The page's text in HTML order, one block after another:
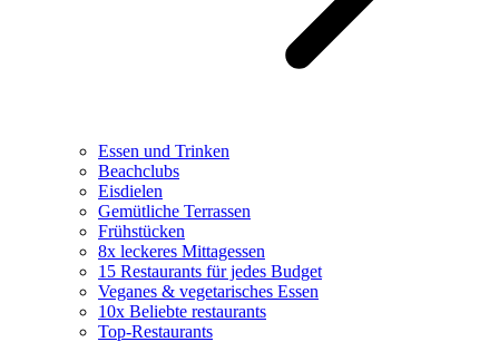
Essen und Trinken
Beachclubs
Eisdielen
Gemütliche Terrassen
Frühstücken
8x leckeres Mittagessen
15 Restaurants für jedes Budget
Veganes & vegetarisches Essen
10x Beliebte restaurants
Top-Restaurants